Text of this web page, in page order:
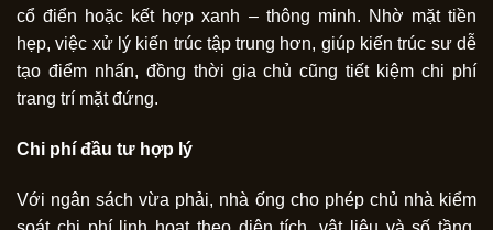
cổ điển hoặc kết hợp xanh – thông minh. Nhờ mặt tiền
hẹp, việc xử lý kiến trúc tập trung hơn, giúp kiến trúc sư dễ
tạo điểm nhấn, đồng thời gia chủ cũng tiết kiệm chi phí
trang trí mặt đứng.
Chi phí đầu tư hợp lý
Với ngân sách vừa phải, nhà ống cho phép chủ nhà kiểm